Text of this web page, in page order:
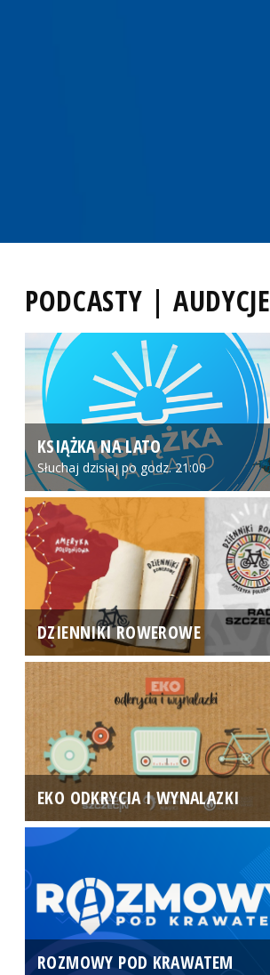
PODCASTY | AUDYCJE
KSIĄŻKA NA LATO
Słuchaj dzisiaj po godz. 21:00
DZIENNIKI ROWEROWE
EKO ODKRYCIA I WYNALAZKI
ROZMOWY POD KRAWATEM